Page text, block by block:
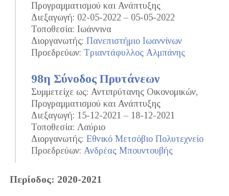
Προγραμματισμού και Ανάπτυξης
Διεξαγωγή: 02-05-2022 – 05-05-2022
Τοποθεσία: Ιωάννινα
Διοργανωτής: Πανεπιστήμιο Ιωαννίνων
Προεδρεύων: Τριαντάφυλλος Αλμπάνης
98η Σύνοδος Πρυτάνεων
Συμμετείχε ως: Αντιπρύτανης Οικονομικών,
Προγραμματισμού και Ανάπτυξης
Διεξαγωγή: 15-12-2021 – 18-12-2021
Τοποθεσία: Λαύριο
Διοργανωτής: Εθνικό Μετσόβιο Πολυτεχνείο
Προεδρεύων: Ανδρέας Μπουντουβής
Περίοδος: 2020-2021